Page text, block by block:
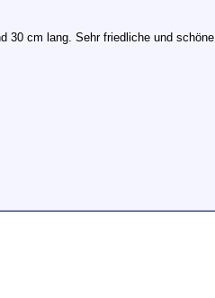
30 cm lang. Sehr friedliche und schöne